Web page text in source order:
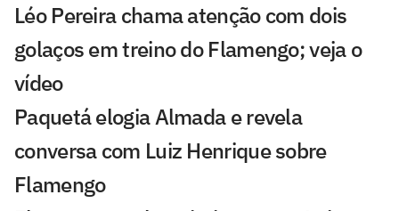
Léo Pereira chama atenção com dois
golaços em treino do Flamengo; veja o
vídeo
Paquetá elogia Almada e revela
conversa com Luiz Henrique sobre
Flamengo